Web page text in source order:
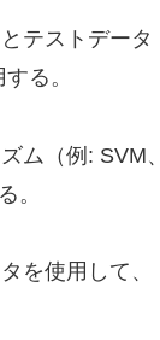
テストデータ
る。
ム（例: SVM、
。
を使用して、